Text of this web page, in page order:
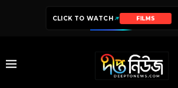
CLICK TO WATCH FILMS